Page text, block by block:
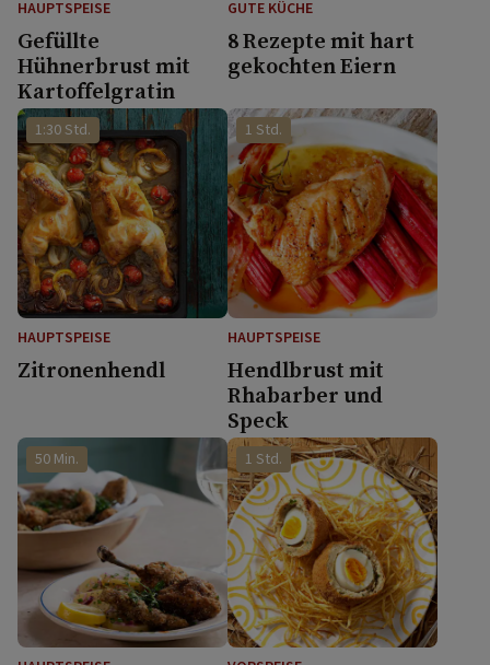
HAUPTSPEISE
Gefüllte
Hühnerbrust mit
Kartoffelgratin
GUTE KÜCHE
8 Rezepte mit hart
gekochten Eiern
1:30 Std.
HAUPTSPEISE
Zitronenhendl
1 Std.
HAUPTSPEISE
Hendlbrust mit
Rhabarber und
Speck
50 Min. 1 Std.